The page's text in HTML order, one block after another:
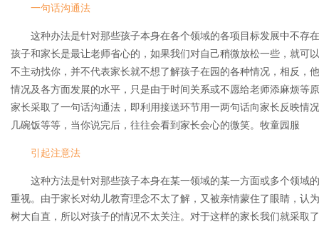
一句话沟通法
这种办法是针对那些孩子本身在各个领域的各项目标发展中不存
孩子和家长是最让老师省心的，如果我们对自己稍微放松一些，就可
不主动找你，并不代表家长就不想了解孩子在园的各种情况，相反，
情况及各方面发展的水平，只是由于时间关系或不愿给老师添麻烦等
家长采取了一句话沟通法，即利用接送环节用一两句话向家长反映
几碗饭等等，当你说完后，往往会看到家长会心的微笑。牧童园服
引起注意法
这种方法是针对那些孩子本身在某一领域的某一方面或多个领域
重视。由于家长对幼儿教育理念不太了解，又被亲情蒙住了眼睛，认
树大自直，所以对孩子的情况不太关注。对于这样的家长我们就采取